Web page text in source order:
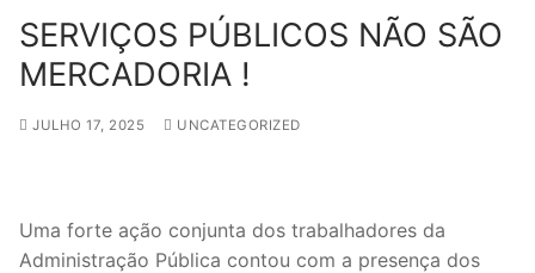
Search for:
FENPROF CGTP-IN FRENTE COMUM
for:
SERVIÇOS PÚBLICOS NÃO SÃO
MERCADORIA !
JULHO 17, 2025 UNCATEGORIZED
Uma forte ação conjunta dos trabalhadores da
Administração Pública contou com a presença dos